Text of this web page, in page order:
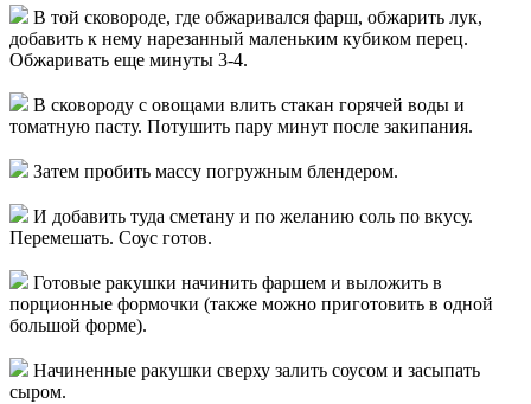
В той сковороде, где обжаривался фарш, обжарить лук,
добавить к нему нарезанный маленьким кубиком перец.
Обжаривать еще минуты 3-4.
В сковороду с овощами влить стакан горячей воды и
томатную пасту. Потушить пару минут после закипания.
Затем пробить массу погружным блендером.
И добавить туда сметану и по желанию соль по вкусу.
Перемешать. Соус готов.
Готовые ракушки начинить фаршем и выложить в
порционные формочки (также можно приготовить в одной
большой форме).
Начиненные ракушки сверху залить соусом и засыпать
сыром.